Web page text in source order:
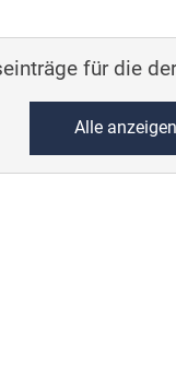
für die
Alle anzeigen